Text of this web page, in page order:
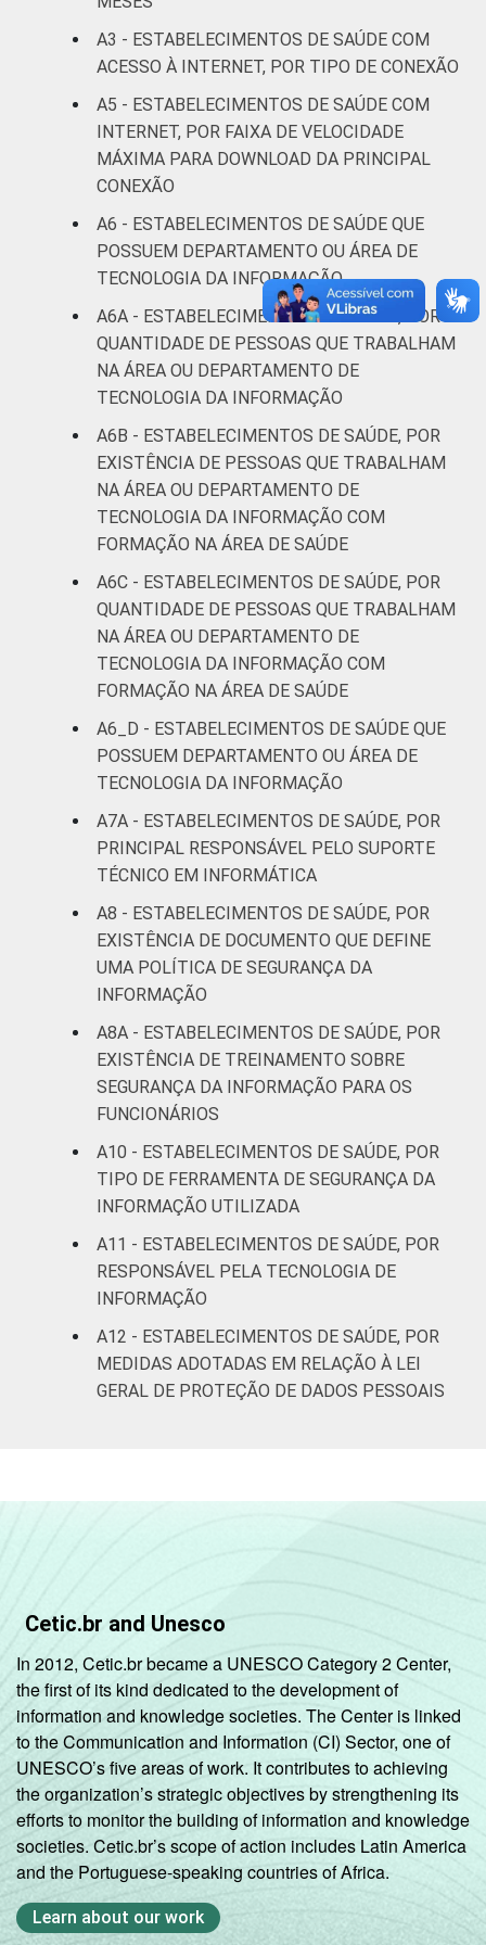
LOCALIZAÇÃO Capital 57
Interior 32
Fonte: CGI/NIC.br, Centro Regional de
Estudos para o Desenvolvimento da
Sociedade da Informação (Cetic.br),
Pesquisa sobre o uso das tecnologias de
informação e comunicação nos
estabelecimentos de saúde brasileiros – TIC
Saúde 2021. ¹Cada item apresentado se
refere apenas aos resultados da alternativa
'sim'.
A3 - ESTABELECIMENTOS DE SAÚDE COM
ACESSO À INTERNET, POR TIPO DE CONEXÃO
A5 - ESTABELECIMENTOS DE SAÚDE COM
INTERNET, POR FAIXA DE VELOCIDADE
MÁXIMA PARA DOWNLOAD DA PRINCIPAL
CONEXÃO
A6 - ESTABELECIMENTOS DE SAÚDE QUE
POSSUEM DEPARTAMENTO OU ÁREA DE
TECNOLOGIA DA INFORMAÇÃO
A6A - ESTABELECIMENTOS DE SAÚDE, POR
QUANTIDADE DE PESSOAS QUE TRABALHAM
NA ÁREA OU DEPARTAMENTO DE
TECNOLOGIA DA INFORMAÇÃO
A6B - ESTABELECIMENTOS DE SAÚDE, POR
EXISTÊNCIA DE PESSOAS QUE TRABALHAM
NA ÁREA OU DEPARTAMENTO DE
TECNOLOGIA DA INFORMAÇÃO COM
FORMAÇÃO NA ÁREA DE SAÚDE
A6C - ESTABELECIMENTOS DE SAÚDE, POR
QUANTIDADE DE PESSOAS QUE TRABALHAM
NA ÁREA OU DEPARTAMENTO DE
TECNOLOGIA DA INFORMAÇÃO COM
FORMAÇÃO NA ÁREA DE SAÚDE
A6_D - ESTABELECIMENTOS DE SAÚDE QUE
POSSUEM DEPARTAMENTO OU ÁREA DE
TECNOLOGIA DA INFORMAÇÃO
A7A - ESTABELECIMENTOS DE SAÚDE, POR
PRINCIPAL RESPONSÁVEL PELO SUPORTE
TÉCNICO EM INFORMÁTICA
A8 - ESTABELECIMENTOS DE SAÚDE, POR
EXISTÊNCIA DE DOCUMENTO QUE DEFINE
UMA POLÍTICA DE SEGURANÇA DA
INFORMAÇÃO
A8A - ESTABELECIMENTOS DE SAÚDE, POR
EXISTÊNCIA DE TREINAMENTO SOBRE
SEGURANÇA DA INFORMAÇÃO PARA OS
FUNCIONÁRIOS
A10 - ESTABELECIMENTOS DE SAÚDE, POR
TIPO DE FERRAMENTA DE SEGURANÇA DA
INFORMAÇÃO UTILIZADA
A11 - ESTABELECIMENTOS DE SAÚDE, POR
RESPONSÁVEL PELA TECNOLOGIA DE
INFORMAÇÃO
A12 - ESTABELECIMENTOS DE SAÚDE, POR
MEDIDAS ADOTADAS EM RELAÇÃO À LEI
GERAL DE PROTEÇÃO DE DADOS PESSOAIS
Cetic.br and Unesco
In 2012, Cetic.br became a UNESCO Category 2 Center,
the first of its kind dedicated to the development of
information and knowledge societies. The Center is linked
to the Communication and Information (CI) Sector, one of
UNESCO’s five areas of work. It contributes to achieving
the organization’s strategic objectives by strengthening its
efforts to monitor the building of information and knowledge
societies. Cetic.br’s scope of action includes Latin America
and the Portuguese-speaking countries of Africa.
Learn about our work